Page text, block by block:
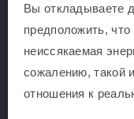
Вы откладываете
предположить,
неиссякаемая
сожалению, такой
отношения к